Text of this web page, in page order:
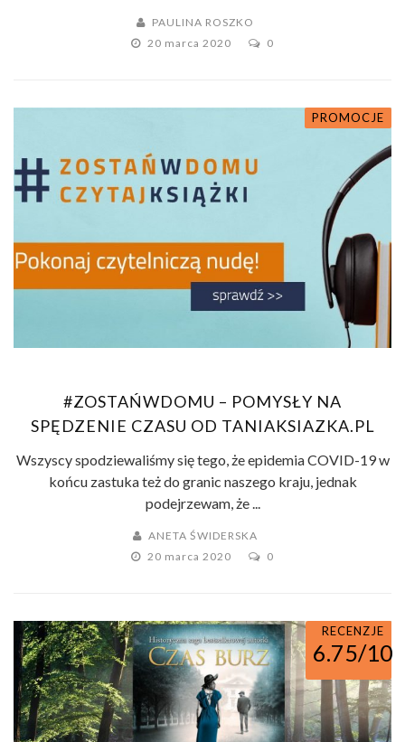
PAULINA ROSZKO
20 marca 2020
0
PROMOCJE
#ZOSTAŃWDOMU – POMYSŁY NA
SPĘDZENIE CZASU OD TANIAKSIAZKA.PL
Wszyscy spodziewaliśmy się tego, że epidemia COVID-19 w
końcu zastuka też do granic naszego kraju, jednak
podejrzewam, że ...
ANETA ŚWIDERSKA
20 marca 2020
0
RECENZJE
6.75/10